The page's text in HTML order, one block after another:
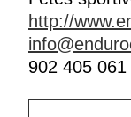
http://
902 405 061